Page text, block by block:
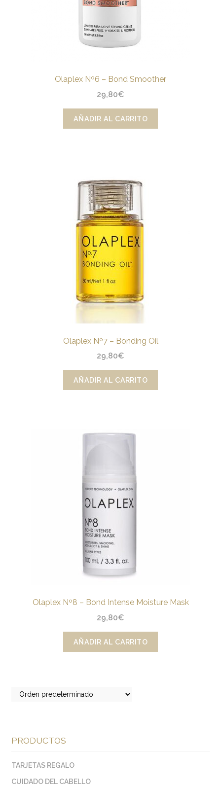
Olaplex Nº6 – Bond Smoother
29,80€
AÑADIR AL CARRITO
Olaplex Nº7 – Bonding Oil
29,80€
AÑADIR AL CARRITO
Olaplex Nº8 – Bond Intense Moisture Mask
29,80€
AÑADIR AL CARRITO
PRODUCTOS
TARJETAS REGALO
CUIDADO DEL CABELLO